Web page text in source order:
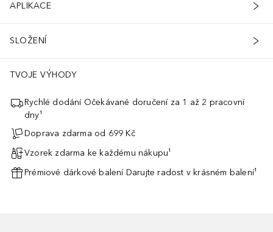
APLIKACE
SLOŽENÍ
TVOJE VÝHODY
Rychlé dodání Očekávané doručení za 1 až 2 pracovní
dny¹
Doprava zdarma od 699 Kč
Vzorek zdarma ke každému nákupu¹
Prémiové dárkové balení Darujte radost v krásném balení¹